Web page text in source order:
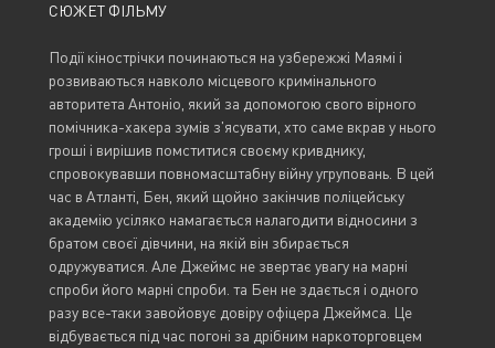
СЮЖЕТ ФІЛЬМУ
Події кінострічки починаються на узбережжі Маямі і
розвиваються навколо місцевого кримінального
авторитета Антоніо, який за допомогою свого вірного
помічника-хакера зумів з'ясувати, хто саме вкрав у нього
гроші і вирішив помститися своєму кривднику,
спровокувавши повномасштабну війну угруповань. В цей
час в Атланті, Бен, який щойно закінчив поліцейську
академію усіляко намагається налагодити відносини з
братом своєї дівчини, на якій він збирається
одружуватися. Але Джеймс не звертає увагу на марні
спроби його марні спроби. та Бен не здається і одного
разу все-таки завойовує довіру офіцера Джеймса. Це
відбувається під час погоні за дрібним наркоторговцем